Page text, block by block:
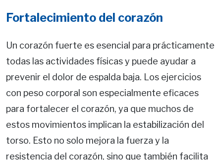
Fortalecimiento del corazón
Un corazón fuerte es esencial para prácticamente
todas las actividades físicas y puede ayudar a
prevenir el dolor de espalda baja. Los ejercicios
con peso corporal son especialmente eficaces
para fortalecer el corazón, ya que muchos de
estos movimientos implican la estabilización del
torso. Esto no solo mejora la fuerza y la
resistencia del corazón, sino que también facilita